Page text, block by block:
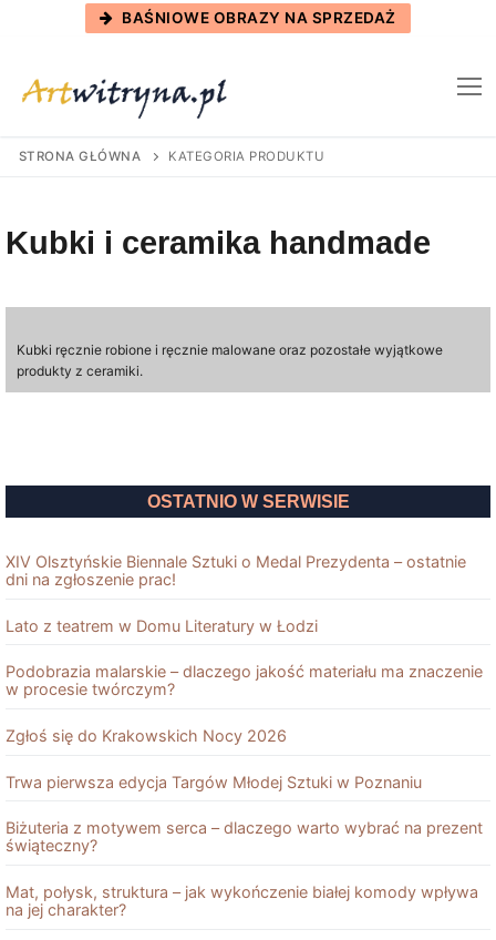
BAŚNIOWE OBRAZY NA SPRZEDAŻ
STRONA GŁÓWNA KATEGORIA PRODUKTU
Kubki i ceramika handmade
Kubki ręcznie robione i ręcznie malowane oraz pozostałe wyjątkowe
produkty z ceramiki.
OSTATNIO W SERWISIE
XIV Olsztyńskie Biennale Sztuki o Medal Prezydenta – ostatnie
dni na zgłoszenie prac!
Lato z teatrem w Domu Literatury w Łodzi
Podobrazia malarskie – dlaczego jakość materiału ma znaczenie
w procesie twórczym?
Zgłoś się do Krakowskich Nocy 2026
Trwa pierwsza edycja Targów Młodej Sztuki w Poznaniu
Biżuteria z motywem serca – dlaczego warto wybrać na prezent
świąteczny?
Mat, połysk, struktura – jak wykończenie białej komody wpływa
na jej charakter?